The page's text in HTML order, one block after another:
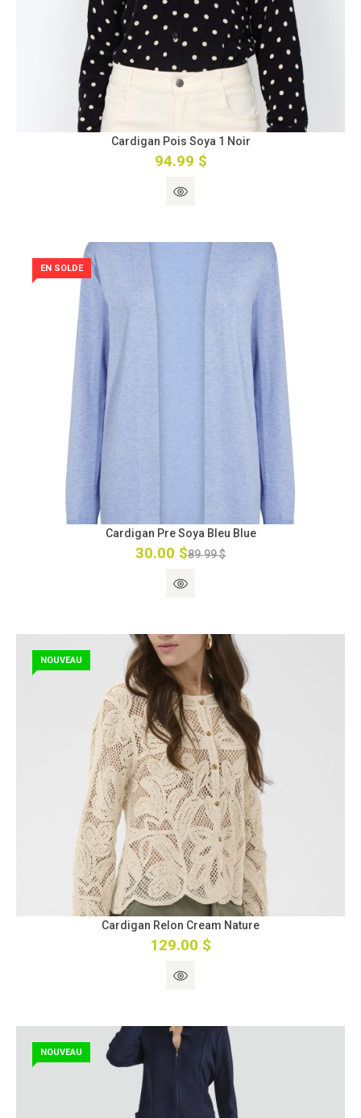
Cardigan Pois Soya 1 Noir
94.99 $
EN SOLDE
Cardigan Pre Soya Bleu Blue
30.00 $89.99 $
NOUVEAU
Cardigan Relon Cream Nature
129.00 $
NOUVEAU